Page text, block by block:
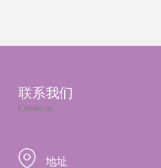
联系我们
Contact us
地址